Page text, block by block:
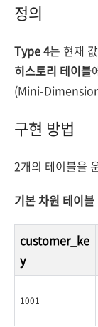
정의
Type 4는 현재
히스토리 테이블
(Mini-
구현 방법
2개의 테이블을
기본 차원 테이
customer_ke
y
1001